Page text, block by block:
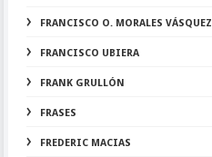
FRANCISCO O. MORALES VÁSQUEZ
FRANCISCO UBIERA
FRANK GRULLÓN
FRASES
FREDERIC MACIAS